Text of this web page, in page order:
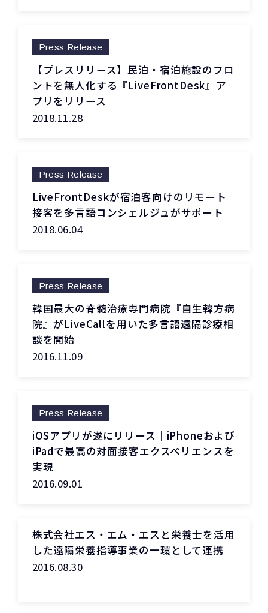
Press Release
【プレスリリース】民泊・宿泊施設のフロ
ントを無人化する『LiveFrontDesk』ア
プリをリリース
2018.11.28
Press Release
LiveFrontDeskが宿泊客向けのリモート
接客を多言語コンシェルジュがサポート
2018.06.04
Press Release
韓国最大の脊髄治療専門病院『自生韓方病
院』がLiveCallを用いた多言語遠隔診療相
談を開始
2016.11.09
Press Release
iOSアプリが遂にリリース｜iPhoneおよび
iPadで最高の対面接客エクスペリエンスを
実現
2016.09.01
株式会社エス・エム・エスと栄養士を活用
した遠隔栄養指導事業の一環として連携
2016.08.30